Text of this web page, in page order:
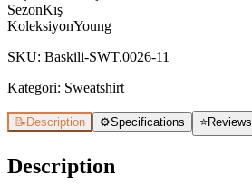
SezonKış
KoleksiyonYoung
SKU: Baskili-SWT.0026-11
Kategori: Sweatshirt
📝 Description ⚙️Specifications ⭐Reviews
Description